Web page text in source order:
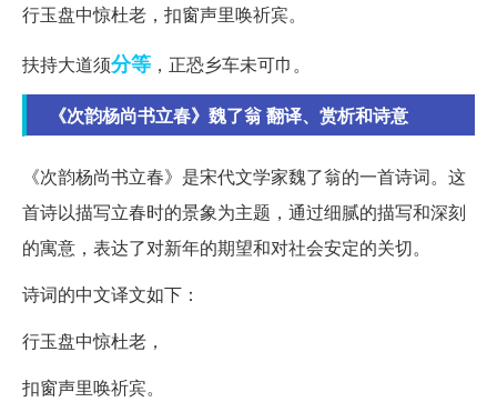
行玉盘中惊杜老，扣窗声里唤祈宾。
扶持大道须分等 ，正恐乡车未可巾。
《次韵杨尚书立春》魏了翁 翻译、赏析和诗意
《次韵杨尚书立春》是宋代文学家魏了翁的一首诗词。这
首诗以描写立春时的景象为主题，通过细腻的描写和深刻
的寓意，表达了对新年的期望和对社会安定的关切。
诗词的中文译文如下：
行玉盘中惊杜老，
扣窗声里唤祈宾。